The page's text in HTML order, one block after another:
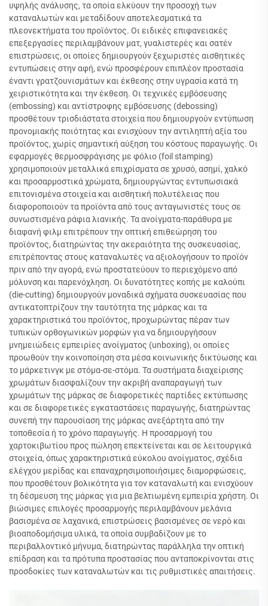
υψηλής ανάλυσης, τα οποία ελκύουν την προσοχή των
καταναλωτών και μεταδίδουν αποτελεσματικά τα
πλεονεκτήματα του προϊόντος. Οι ειδικές επιφανειακές
επεξεργασίες περιλαμβάνουν ματ, γυαλιστερές και σατέν
επιστρώσεις, οι οποίες δημιουργούν ξεχωριστές αισθητικές
εντυπώσεις στην αφή, ενώ προσφέρουν επιπλέον προστασία
έναντι γρατζουνισμάτων και έκθεσης στην υγρασία κατά τη
χειριστικότητα και την έκθεση. Οι τεχνικές εμβόσευσης
(embossing) και αντίστροφης εμβόσευσης (debossing)
προσθέτουν τρισδιάστατα στοιχεία που δημιουργούν εντύπωση
προνομιακής ποιότητας και ενισχύουν την αντιληπτή αξία του
προϊόντος, χωρίς σημαντική αύξηση του κόστους παραγωγής. Οι
εφαρμογές θερμοσφράγισης με φόλιο (foil stamping)
χρησιμοποιούν μεταλλικά επιχρίσματα σε χρυσό, ασημί, χαλκό
και προσαρμοστικά χρώματα, δημιουργώντας εντυπωσιακά
επιτονισμένα στοιχεία και αισθητική πολυτέλειας που
διαφοροποιούν τα προϊόντα από τους ανταγωνιστές τους σε
συνωστισμένα ράφια λιανικής. Τα ανοίγματα-παράθυρα με
διαφανή φιλμ επιτρέπουν την οπτική επιθεώρηση του
προϊόντος, διατηρώντας την ακεραιότητα της συσκευασίας,
επιτρέποντας στους καταναλωτές να αξιολογήσουν το προϊόν
πριν από την αγορά, ενώ προστατεύουν το περιεχόμενο από
μόλυνση και παρενόχληση. Οι δυνατότητες κοπής με καλούπι
(die-cutting) δημιουργούν μοναδικά σχήματα συσκευασίας που
αντικατοπτρίζουν την ταυτότητα της μάρκας και τα
χαρακτηριστικά του προϊόντος, προχωρώντας πέραν των
τυπικών ορθογωνικών μορφών για να δημιουργήσουν
μνημειώδεις εμπειρίες ανοίγματος (unboxing), οι οποίες
προωθούν την κοινοποίηση στα μέσα κοινωνικής δικτύωσης και
το μάρκετινγκ με στόμα-σε-στόμα. Τα συστήματα διαχείρισης
χρωμάτων διασφαλίζουν την ακριβή αναπαραγωγή των
χρωμάτων της μάρκας σε διαφορετικές παρτίδες εκτύπωσης
και σε διαφορετικές εγκαταστάσεις παραγωγής, διατηρώντας
συνεπή την παρουσίαση της μάρκας ανεξάρτητα από την
τοποθεσία ή το χρόνο παραγωγής. Η προσαρμογή του
χαρτοκιβωτίου προς πώληση επεκτείνεται και σε λειτουργικά
στοιχεία, όπως χαρακτηριστικά εύκολου ανοίγματος, σχέδια
ελέγχου μερίδας και επαναχρησιμοποιήσιμες διαμορφώσεις,
που προσθέτουν βολικότητα για τον καταναλωτή και ενισχύουν
τη δέσμευση της μάρκας για μια βελτιωμένη εμπειρία χρήστη. Οι
βιώσιμες επιλογές προσαρμογής περιλαμβάνουν μελάνια
βασισμένα σε λαχανικά, επιστρώσεις βασισμένες σε νερό και
βιοαποδομήσιμα υλικά, τα οποία συμβαδίζουν με το
περιβαλλοντικό μήνυμα, διατηρώντας παράλληλα την οπτική
επίδραση και τα πρότυπα προστασίας που ανταποκρίνονται στις
προσδοκίες των καταναλωτών και τις ρυθμιστικές απαιτήσεις.